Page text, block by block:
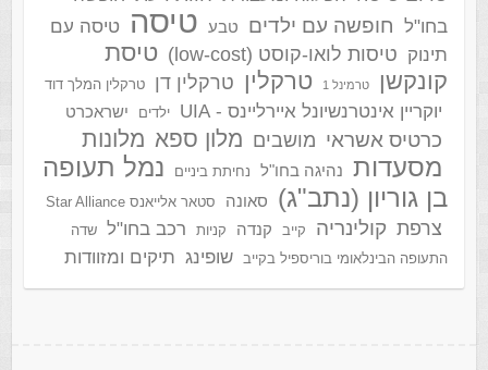
בחו"ל
חופשה עם ילדים טבע טיסה
טיסה עם
תינוק
טיסות לואו-קוסט (low-cost)
טיסת
קונקשן
טרמינל 1 טרקלין טרקלין דן טרקלין המלך דוד
יוקריין אינטרנשיונל איירליינס - UIA ילדים ישראכרט
כרטיס אשראי מושבים מלון ספא מלונות
מסעדות נהיגה בחו"ל נחיתת ביניים
נמל תעופה
בן גוריון (נתב"ג)
סאונה סטאר אלייאנס Star Alliance
צרפת קולינריה קייב קנדה קניות רכב בחו"ל
שדה
התעופה הבינלאומי בוריספיל בקייב
שופינג תיקים ומזוודות